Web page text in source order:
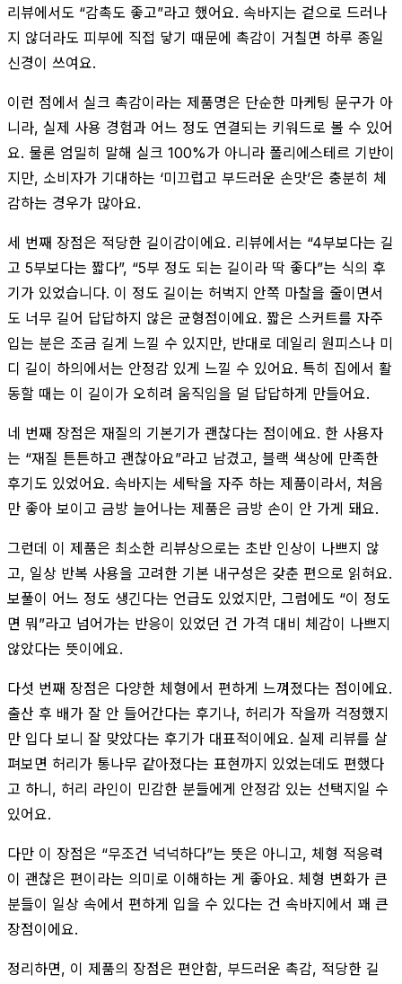
리뷰에서도 “감촉도 좋고”라고 했어요. 속바지는 겉으로 드러나
지 않더라도 피부에 직접 닿기 때문에 촉감이 거칠면 하루 종일
신경이 쓰여요.
이런 점에서 실크 촉감이라는 제품명은 단순한 마케팅 문구가 아
니라, 실제 사용 경험과 어느 정도 연결되는 키워드로 볼 수 있어
요. 물론 엄밀히 말해 실크 100%가 아니라 폴리에스테르 기반이
지만, 소비자가 기대하는 ‘미끄럽고 부드러운 손맛’은 충분히 체
감하는 경우가 많아요.
세 번째 장점은 적당한 길이감이에요. 리뷰에서는 “4부보다는 길
고 5부보다는 짧다”, “5부 정도 되는 길이라 딱 좋다”는 식의 후
기가 있었습니다. 이 정도 길이는 허벅지 안쪽 마찰을 줄이면서
도 너무 길어 답답하지 않은 균형점이에요. 짧은 스커트를 자주
입는 분은 조금 길게 느낄 수 있지만, 반대로 데일리 원피스나 미
디 길이 하의에서는 안정감 있게 느낄 수 있어요. 특히 집에서 활
동할 때는 이 길이가 오히려 움직임을 덜 답답하게 만들어요.
네 번째 장점은 재질의 기본기가 괜찮다는 점이에요. 한 사용자
는 “재질 튼튼하고 괜찮아요”라고 남겼고, 블랙 색상에 만족한
후기도 있었어요. 속바지는 세탁을 자주 하는 제품이라서, 처음
만 좋아 보이고 금방 늘어나는 제품은 금방 손이 안 가게 돼요.
그런데 이 제품은 최소한 리뷰상으로는 초반 인상이 나쁘지 않
고, 일상 반복 사용을 고려한 기본 내구성은 갖춘 편으로 읽혀요.
보풀이 어느 정도 생긴다는 언급도 있었지만, 그럼에도 “이 정도
면 뭐”라고 넘어가는 반응이 있었던 건 가격 대비 체감이 나쁘지
않았다는 뜻이에요.
다섯 번째 장점은 다양한 체형에서 편하게 느껴졌다는 점이에요.
출산 후 배가 잘 안 들어간다는 후기나, 허리가 작을까 걱정했지
만 입다 보니 잘 맞았다는 후기가 대표적이에요. 실제 리뷰를 살
펴보면 허리가 통나무 같아졌다는 표현까지 있었는데도 편했다
고 하니, 허리 라인이 민감한 분들에게 안정감 있는 선택지일 수
있어요.
다만 이 장점은 “무조건 넉넉하다”는 뜻은 아니고, 체형 적응력
이 괜찮은 편이라는 의미로 이해하는 게 좋아요. 체형 변화가 큰
분들이 일상 속에서 편하게 입을 수 있다는 건 속바지에서 꽤 큰
장점이에요.
정리하면, 이 제품의 장점은 편안함, 부드러운 촉감, 적당한 길